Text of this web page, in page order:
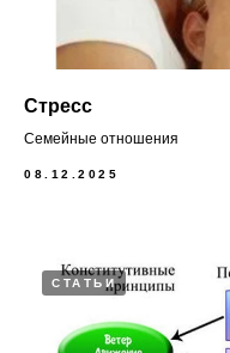
Стресс
Семейные отношения
08.12.2025
СТАТЬИ